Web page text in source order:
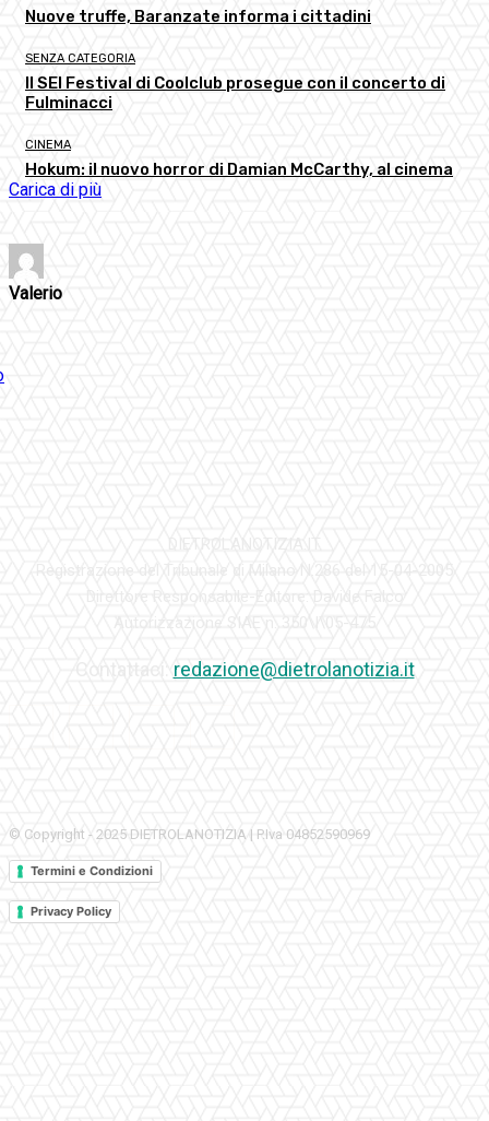
Nuove truffe, Baranzate informa i cittadini
SENZA CATEGORIA
Il SEI Festival di Coolclub prosegue con il concerto di
Fulminacci
CINEMA
Hokum: il nuovo horror di Damian McCarthy, al cinema
Carica di più
Valerio
redazione@dietrolanotizia.it
© Copyright - 2025 DIETROLANOTIZIA | P.Iva 04852590969
Termini e Condizioni
Privacy Policy